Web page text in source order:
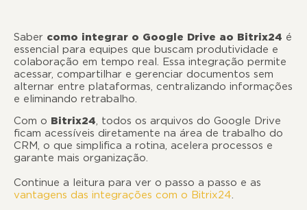
Saber como integrar o Google Drive ao Bitrix24 é
essencial para equipes que buscam produtividade e
colaboração em tempo real. Essa integração permite
acessar, compartilhar e gerenciar documentos sem
alternar entre plataformas, centralizando informações
e eliminando retrabalho.
Com o Bitrix24, todos os arquivos do Google Drive
ficam acessíveis diretamente na área de trabalho do
CRM, o que simplifica a rotina, acelera processos e
garante mais organização.
Continue a leitura para ver o passo a passo e as
vantagens das integrações com o Bitrix24.